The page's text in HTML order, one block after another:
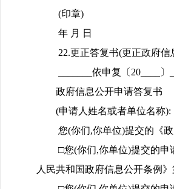
(印章)
年 月 日
22.更正答复书(更正政府信
_______依申复〔20____〕
政府信息公开申请答复书
(申请人姓名或者单位名称):
您(你们,你单位)提交的《
□您(你们,你单位)提交的申
人民共和国政府信息公开条例